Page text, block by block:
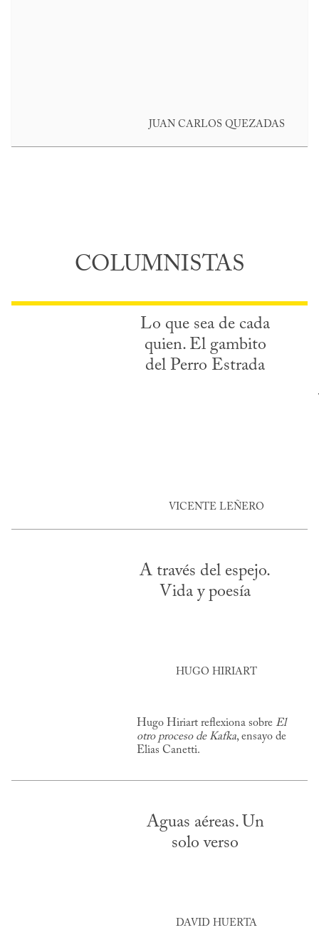
JUAN CARLOS QUEZADAS
COLUMNISTAS
Lo que sea de cada
quien. El gambito
del Perro Estrada
VICENTE LEÑERO
A través del espejo.
Vida y poesía
HUGO HIRIART
Hugo Hiriart reflexiona sobre El
otro proceso de Kafka, ensayo de
Elias Canetti.
Aguas aéreas. Un
solo verso
DAVID HUERTA